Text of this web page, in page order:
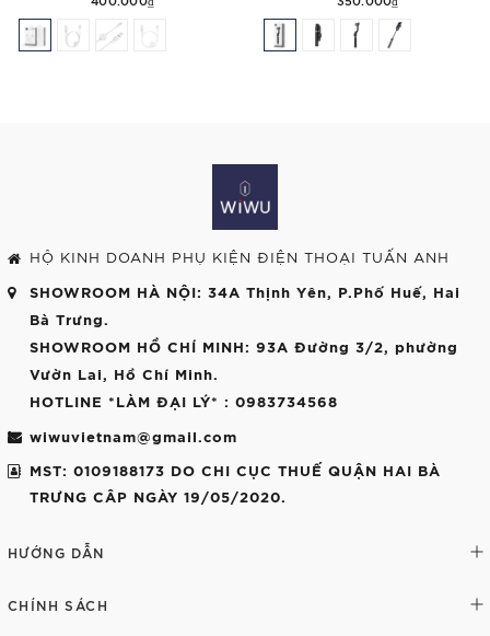
HỘ KINH DOANH PHỤ KIỆN ĐIỆN THOẠI TUẤN ANH
SHOWROOM HÀ NỘI: 34A Thịnh Yên, P.Phố Huế, Hai
Bà Trưng.
SHOWROOM HỒ CHÍ MINH: 93A Đường 3/2, phường
Vườn Lai, Hồ Chí Minh.
HOTLINE *LÀM ĐẠI LÝ* : 0983734568
wiwuvietnam@gmail.com
MST: 0109188173 DO CHI CỤC THUẾ QUẬN HAI BÀ
TRƯNG CÂP NGÀY 19/05/2020.
HƯỚNG DẪN
CHÍNH SÁCH